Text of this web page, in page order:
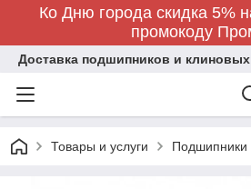
Ко Дню города скидка 5%
промокоду
Доставка подшипников и
Товары и услуги Подшипники